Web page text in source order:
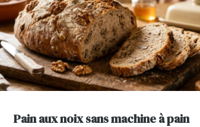
Pain aux noix sans machine à pain